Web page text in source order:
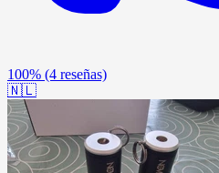
100% (4 reseñas)
🇳🇱